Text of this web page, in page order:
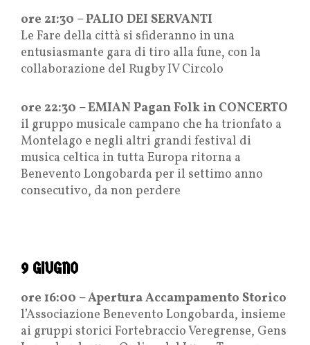
ore 21:30 – PALIO DEI SERVANTI
Le Fare della città si sfideranno in una
entusiasmante gara di tiro alla fune, con la
collaborazione del Rugby IV Circolo
ore 22:30 – EMIAN Pagan Folk in CONCERTO
il gruppo musicale campano che ha trionfato a
Montelago e negli altri grandi festival di
musica celtica in tutta Europa ritorna a
Benevento Longobarda per il settimo anno
consecutivo, da non perdere
9 GIUGNO
ore 16:00 – Apertura Accampamento Storico
l’Associazione Benevento Longobarda, insieme
ai gruppi storici Fortebraccio Veregrense, Gens